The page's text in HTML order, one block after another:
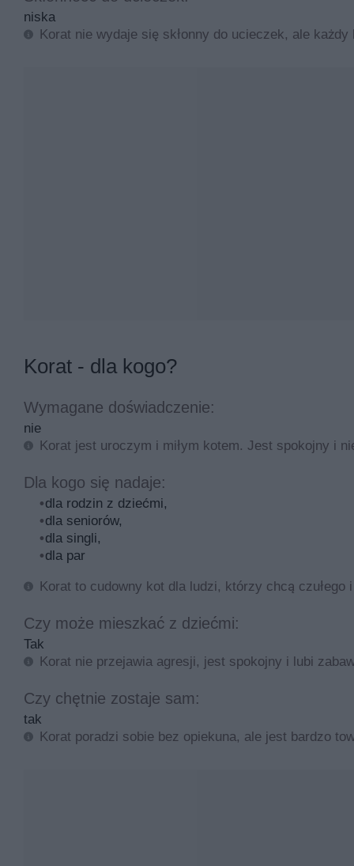
niska
Korat nie wydaje się skłonny do ucieczek, ale
Korat - dla kogo?
Wymagane doświadczenie:
nie
Korat jest uroczym i miłym kotem. Jest spokojny i
Dla kogo się nadaje:
dla rodzin z dziećmi,
dla seniorów,
dla singli,
dla par
Korat to cudowny kot dla ludzi, którzy chcą czułego
Czy może mieszkać z dziećmi:
Tak
Korat nie przejawia agresji, jest spokojny i lubi
Czy chętnie zostaje sam:
tak
Korat poradzi sobie bez opiekuna, ale jest bardzo